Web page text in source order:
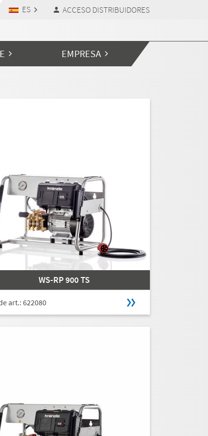
ES ACCESO DISTRIBUIDORES
EMPRESA
WS-RP 900 TS
art.: 622080